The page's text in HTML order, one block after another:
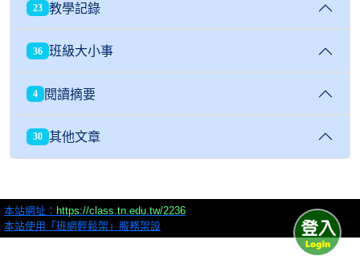
23 教學記錄
36 班級大小事
4 閱讀摘要
30 其他文章
本站網址： https://class.tn.edu.tw/2236
本站使用「班網輕鬆架」服務架設